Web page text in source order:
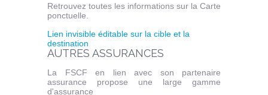
Retrouvez toutes les informations sur la Carte
ponctuelle.
Lien invisible éditable sur la cible et la
destination
AUTRES ASSURANCES
La FSCF en lien avec son partenaire
assurance propose une large gamme
d'assurance